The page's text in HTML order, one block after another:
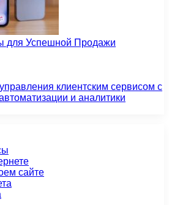
для Успешной Продажи
клиентским сервисом с
и аналитики
сайте